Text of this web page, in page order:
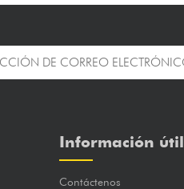
Información útil
Contáctenos